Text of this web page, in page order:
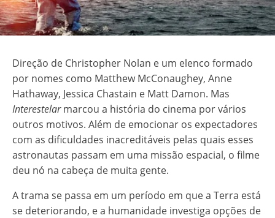
Direção de Christopher Nolan e um elenco formado
por nomes como Matthew McConaughey, Anne
Hathaway, Jessica Chastain e Matt Damon. Mas
Interestelarmarcou a história do cinema por vários
outros motivos. Além de emocionar os expectadores
com as dificuldades inacreditáveis pelas quais esses
astronautas passam em uma missão espacial, o filme
deu nó na cabeça de muita gente.
A trama se passa em um período em que a Terra está
se deteriorando, e a humanidade investiga opções de